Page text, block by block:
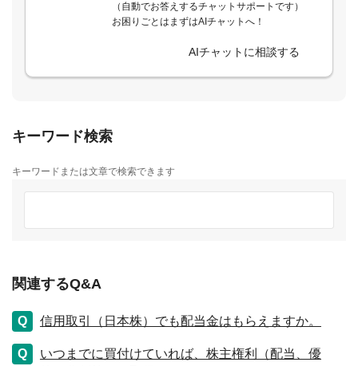
（自動でお答えするチャットサポートです）
お困りごとはまずはAIチャットへ！
AIチャットに相談する
キーワード検索
キーワードまたは文章で検索できます
関連するQ&A
信用取引（日本株）でも配当金はもらえますか。
いつまでに買付けていれば、株主権利（配当、優